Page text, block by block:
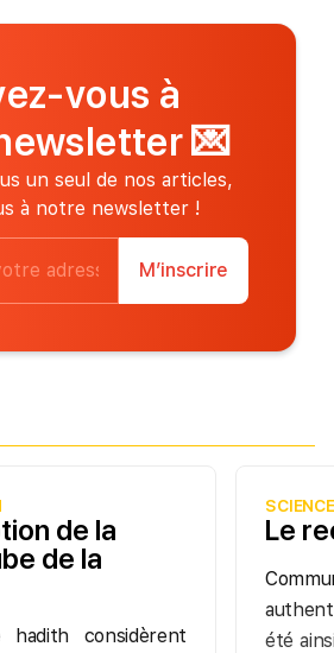
vous à
💌
un seul de nos articles,
à notre newsletter !
M’inscrire
de la
de la
hadith considèrent
Le
été